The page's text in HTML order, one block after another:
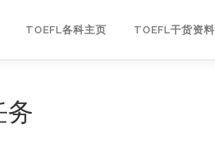
TOEFL各科主页 TOEFL干货资料
务